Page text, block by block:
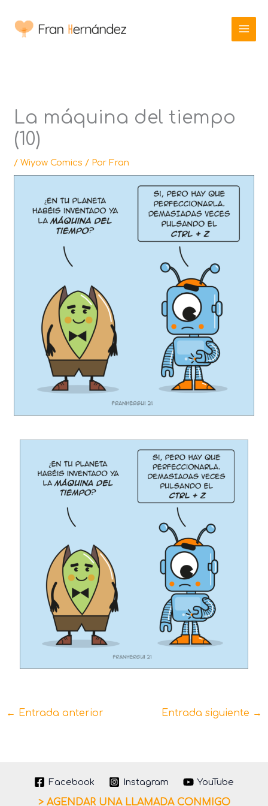
contenido
La máquina del tiempo
(10)
/Wiyow Comics / Por Fran
← Entrada anterior Entrada siguiente →
Facebook Instagram YouTube
> AGENDAR UNA LLAMADA CONMIGO